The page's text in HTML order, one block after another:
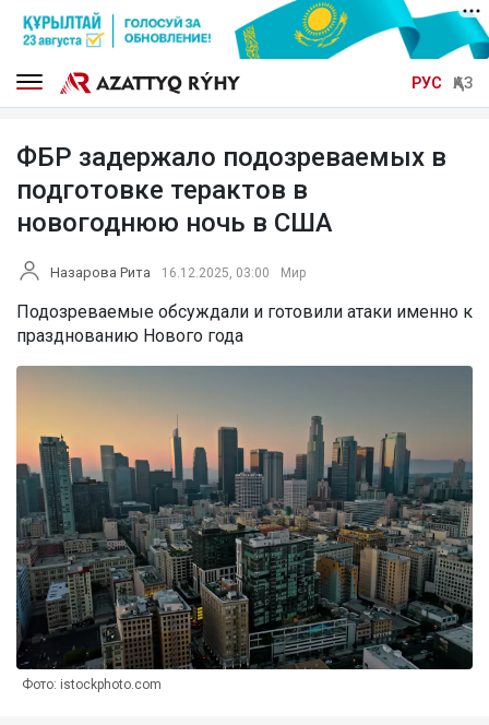
РУС ҚАЗ
ФБР задержало подозреваемых в
подготовке терактов в
новогоднюю ночь в США
Назарова Рита 16.12.2025, 03:00 Мир
Подозреваемые обсуждали и готовили атаки именно к
празднованию Нового года
Фото: istockphoto.com